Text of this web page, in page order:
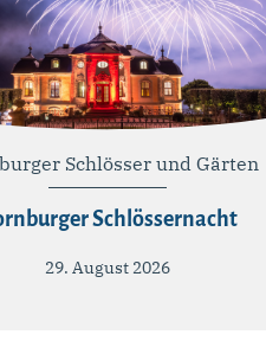
Schlösser und Gärten
Schlössernacht
29. August 2026